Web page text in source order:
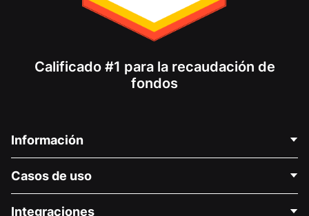
Calificado #1 para la recaudación de
fondos
Información
Acerca de nosotros
Casos de uso
Integraciones